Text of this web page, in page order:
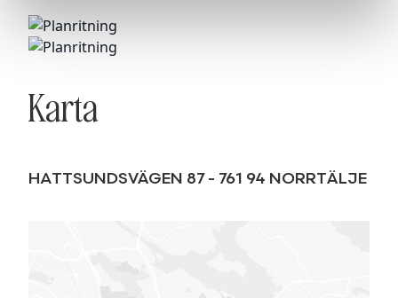
Karta
HATTSUNDSVÄGEN 87 - 761 94 NORRTÄLJE